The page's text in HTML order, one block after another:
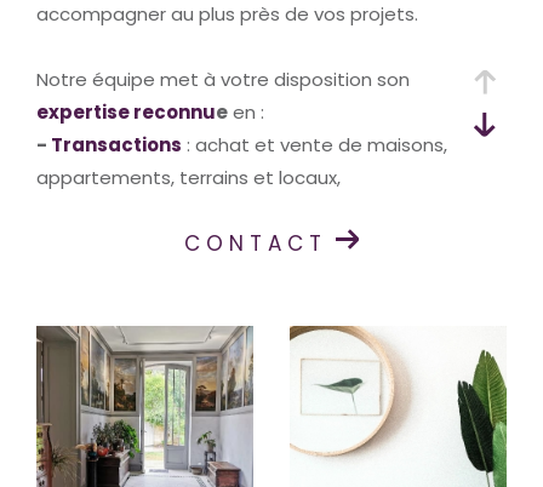
accompagner au plus près de vos projets.
Notre équipe met à votre disposition son
expertise reconnueen :
- Transactions : achat et vente de maisons,
appartements, terrains et locaux,
simplifier la gestion de vos biens,
votre immeuble.Forts de
plus de 100 ans
d’expériencepour l’une de nos agences, nous
allions la solidité d’un savoir-faire historique à
la modernité des outils numériques, pour offrir
unservice de proximité, efficace et humain
CONTACT